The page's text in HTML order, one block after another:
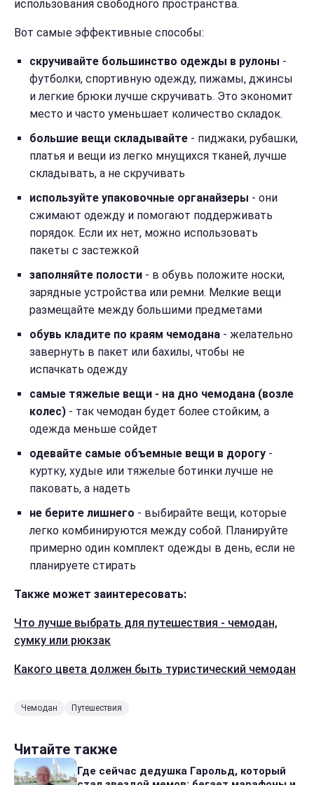
использования свободного пространства.
Вот самые эффективные способы:
скручивайте большинство одежды в рулоны -
футболки, спортивную одежду, пижамы, джинсы
и легкие брюки лучше скручивать. Это экономит
место и часто уменьшает количество складок.
большие вещи складывайте - пиджаки, рубашки,
платья и вещи из легко мнущихся тканей, лучше
складывать, а не скручивать
используйте упаковочные органайзеры - они
сжимают одежду и помогают поддерживать
порядок. Если их нет, можно использовать
пакеты с застежкой
заполняйте полости - в обувь положите носки,
зарядные устройства или ремни. Мелкие вещи
размещайте между большими предметами
обувь кладите по краям чемодана - желательно
завернуть в пакет или бахилы, чтобы не
испачкать одежду
самые тяжелые вещи - на дно чемодана (возле
колес) - так чемодан будет более стойким, а
одежда меньше сойдет
одевайте самые объемные вещи в дорогу -
куртку, худые или тяжелые ботинки лучше не
паковать, а надеть
не берите лишнего - выбирайте вещи, которые
легко комбинируются между собой. Планируйте
примерно один комплект одежды в день, если не
планируете стирать
Также может заинтересовать:
Что лучше выбрать для путешествия - чемодан,
сумку или рюкзак
Какого цвета должен быть туристический чемодан
Чемодан Путешествия
Читайте также
Где сейчас дедушка Гарольд, который